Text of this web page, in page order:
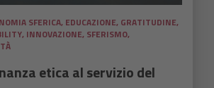
SFERICA, EDUCAZIONE, GRATITUDINE,
, INNOVAZIONE, SFERISMO,
etica al servizio del